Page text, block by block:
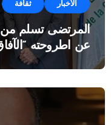
الأخبار ثقافة
المرتضى تسلم من
عن اطروحته “الآفاق